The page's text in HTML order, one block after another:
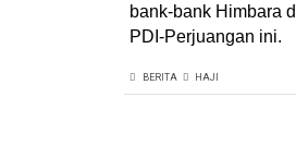
bank-bank Himbara
PDI-Perjuangan ini.
BERITA HAJI